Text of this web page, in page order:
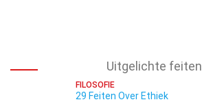
Uitgelichte feiten
FILOSOFIE
29 Feiten Over Ethiek